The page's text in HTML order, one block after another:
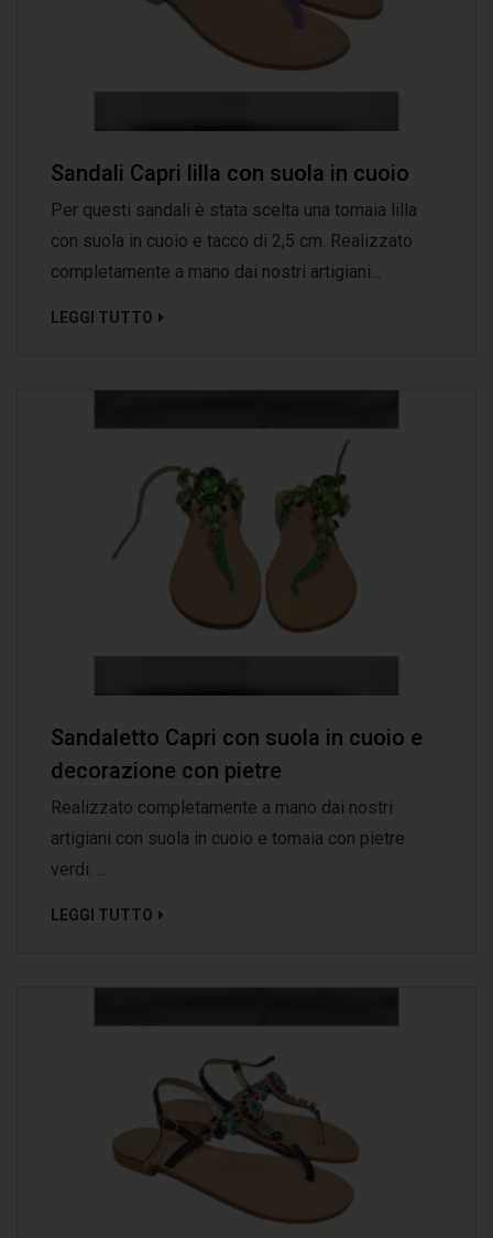
Sandali Capri lilla con suola in cuoio
Per questi sandali è stata scelta una tomaia lilla
con suola in cuoio e tacco di 2,5 cm. Realizzato
completamente a mano dai nostri artigiani...
LEGGI TUTTO
Sandaletto Capri con suola in cuoio e
decorazione con pietre
Realizzato completamente a mano dai nostri
artigiani con suola in cuoio e tomaia con pietre
verdi. ...
LEGGI TUTTO